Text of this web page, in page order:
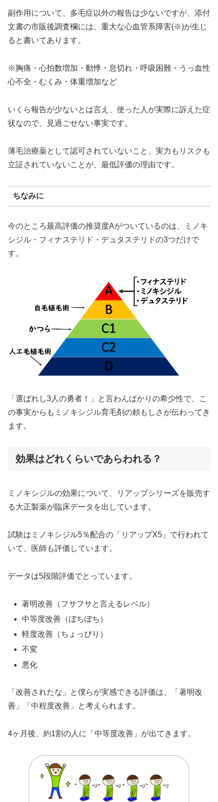
副作用について、多毛症以外の報告は少ないですが、添付
文書の市販後調査欄には、重大な心血管系障害(※)が生じ
ると書いてあります。
※胸痛・心拍数増加・動悸・息切れ・呼吸困難・うっ血性
心不全・むくみ・体重増加など
いくら報告が少ないとは言え、使った人が実際に訴えた症
状なので、見過ごせない事実です。
薄毛治療薬として認可されていないこと、実力もリスクも
立証されていないことが、最低評価の理由です。
ちなみに
今のところ最高評価の推奨度Aがついているのは、ミノキ
シジル・フィナステリド・デュタステリドの3つだけで
す。
「選ばれし3人の勇者！」と言わんばかりの希少性で、こ
の事実からもミノキシジル育毛剤の頼もしさが伝わってき
ます。
効果はどれくらいであらわれる？
ミノキシジルの効果について、リアップシリーズを販売す
る大正製薬が臨床データを出しています。
試験はミノキシジル5％配合の「リアップX5」で行われて
いて、医師も評価しています。
データは5段階評価でとっています。
著明改善（フサフサと言えるレベル）
中等度改善（ぼちぼち）
軽度改善（ちょっぴり）
不変
悪化
「改善されたな」と僕らが実感できる評価は、「著明改
善」「中程度改善」と考えられます。
4ヶ月後、約1割の人に「中等度改善」が出てきます。